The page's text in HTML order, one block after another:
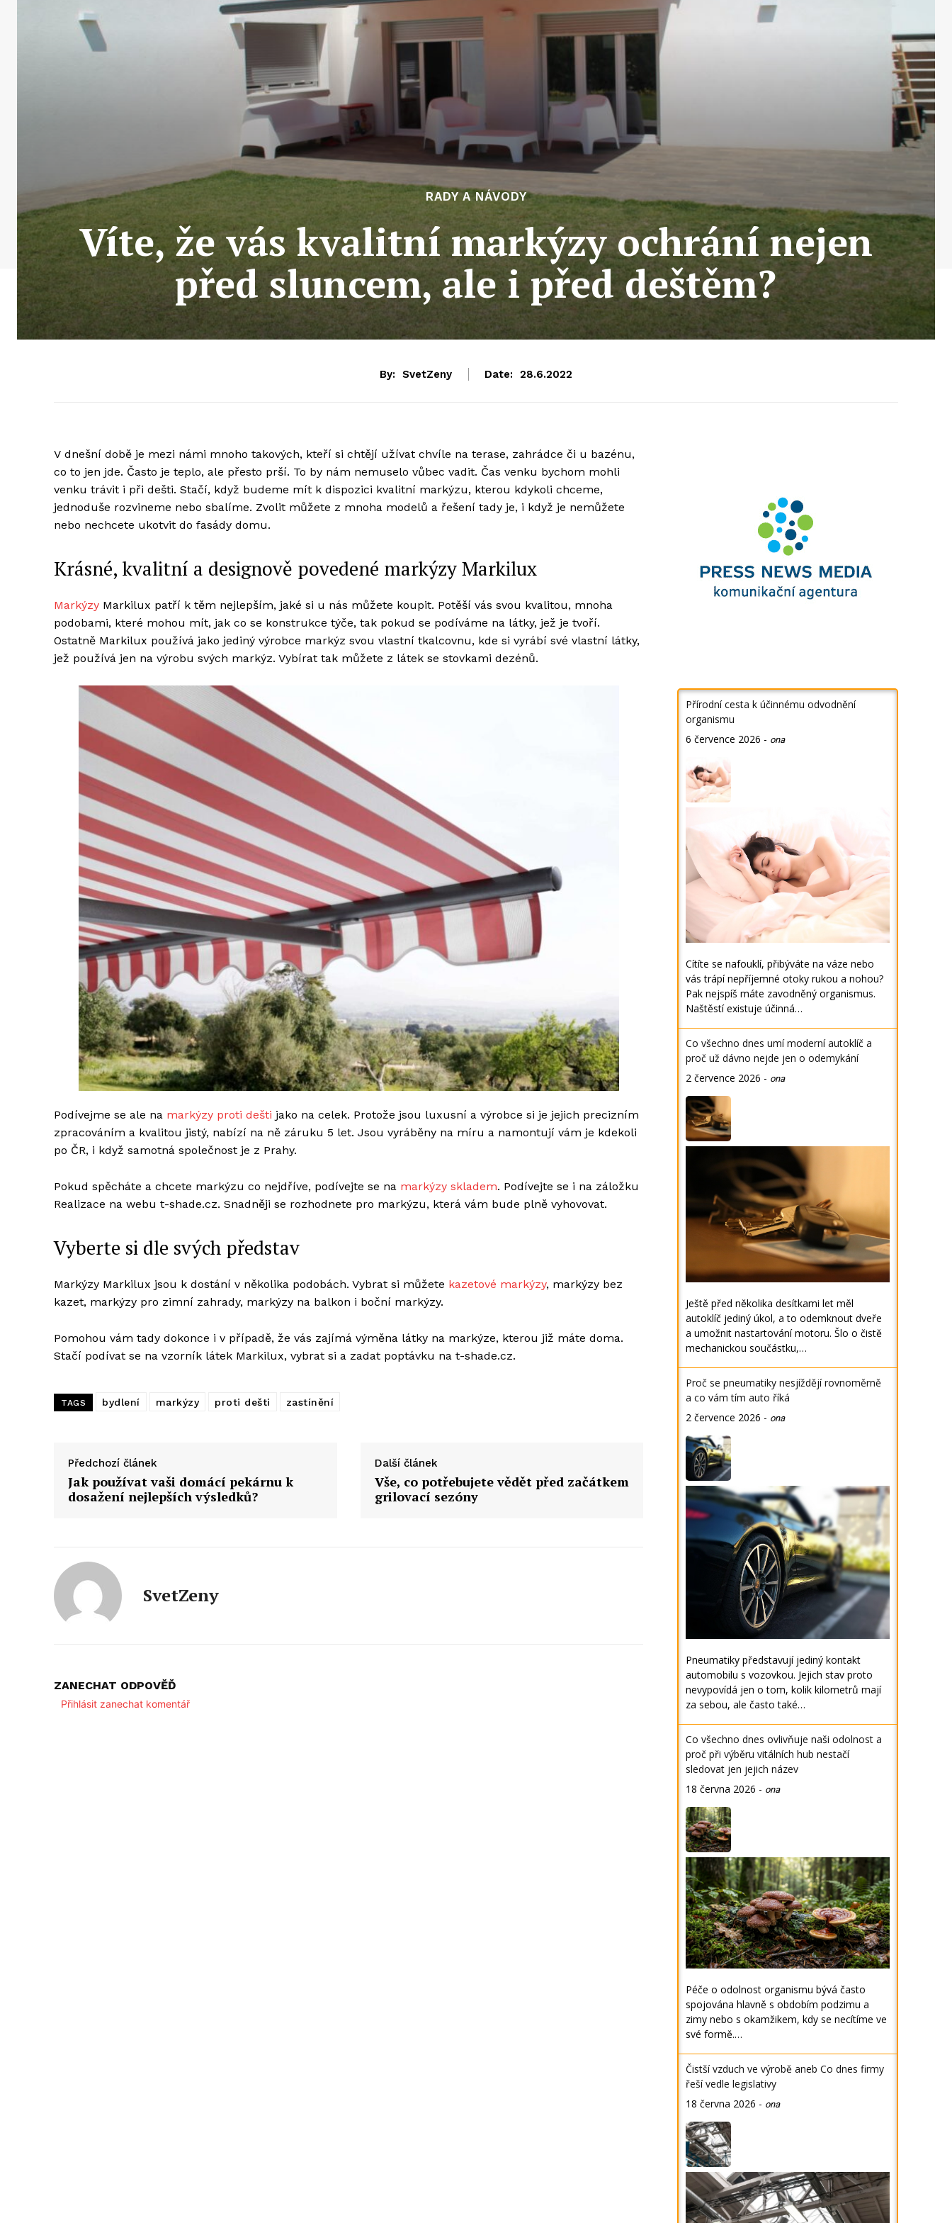
RADY A NÁVODY
Víte, že vás kvalitní markýzy ochrání nejen
před sluncem, ale i před deštěm?
By: SvetZeny Date: 28.6.2022
V dnešní době je mezi námi mnoho takových, kteří si chtějí užívat chvíle na terase, zahrádce či u bazénu,
co to jen jde. Často je teplo, ale přesto prší. To by nám nemuselo vůbec vadit. Čas venku bychom mohli
venku trávit i při dešti. Stačí, když budeme mít k dispozici kvalitní markýzu, kterou kdykoli chceme,
jednoduše rozvineme nebo sbalíme. Zvolit můžete z mnoha modelů a řešení tady je, i když je nemůžete
nebo nechcete ukotvit do fasády domu.
Krásné, kvalitní a designově povedené markýzy Markilux
Markýzy Markilux patří k těm nejlepším, jaké si u nás můžete koupit. Potěší vás svou kvalitou, mnoha
podobami, které mohou mít, jak co se konstrukce týče, tak pokud se podíváme na látky, jež je tvoří.
Ostatně Markilux používá jako jediný výrobce markýz svou vlastní tkalcovnu, kde si vyrábí své vlastní látky,
jež používá jen na výrobu svých markýz. Vybírat tak můžete z látek se stovkami dezénů.
Podívejme se ale na markýzy proti dešti jako na celek. Protože jsou luxusní a výrobce si je jejich precizním
zpracováním a kvalitou jistý, nabízí na ně záruku 5 let. Jsou vyráběny na míru a namontují vám je kdekoli
po ČR, i když samotná společnost je z Prahy.
Pokud spěcháte a chcete markýzu co nejdříve, podívejte se na markýzy skladem. Podívejte se i na záložku
Realizace na webu t-shade.cz. Snadněji se rozhodnete pro markýzu, která vám bude plně vyhovovat.
Vyberte si dle svých představ
Markýzy Markilux jsou k dostání v několika podobách. Vybrat si můžete kazetové markýzy, markýzy bez
kazet, markýzy pro zimní zahrady, markýzy na balkon i boční markýzy.
Pomohou vám tady dokonce i v případě, že vás zajímá výměna látky na markýze, kterou již máte doma.
Stačí podívat se na vzorník látek Markilux, vybrat si a zadat poptávku na t-shade.cz.
TAGS bydlení markýzy proti dešti zastínění
Předchozí článek
Jak používat vaši domácí pekárnu k
dosažení nejlepších výsledků?
Další článek
Vše, co potřebujete vědět před začátkem
grilovací sezóny
SvetZeny
ZANECHAT ODPOVĚĎ
Přihlásit zanechat komentář
Přírodní cesta k účinnému odvodnění
organismu
6 července 2026 - ona
Cítíte se nafouklí, přibýváte na váze nebo
vás trápí nepříjemné otoky rukou a nohou?
Pak nejspíš máte zavodněný organismus.
Naštěstí existuje účinná…
Co všechno dnes umí moderní autoklíč a
proč už dávno nejde jen o odemykání
2 července 2026 - ona
Ještě před několika desítkami let měl
autoklíč jediný úkol, a to odemknout dveře
a umožnit nastartování motoru. Šlo o čistě
mechanickou součástku,…
Proč se pneumatiky nesjíždějí rovnoměrně
a co vám tím auto říká
2 července 2026 - ona
Pneumatiky představují jediný kontakt
automobilu s vozovkou. Jejich stav proto
nevypovídá jen o tom, kolik kilometrů mají
za sebou, ale často také…
Co všechno dnes ovlivňuje naši odolnost a
proč při výběru vitálních hub nestačí
sledovat jen jejich název
18 června 2026 - ona
Péče o odolnost organismu bývá často
spojována hlavně s obdobím podzimu a
zimy nebo s okamžikem, kdy se necítíme ve
své formě.…
Čistší vzduch ve výrobě aneb Co dnes firmy
řeší vedle legislativy
18 června 2026 - ona